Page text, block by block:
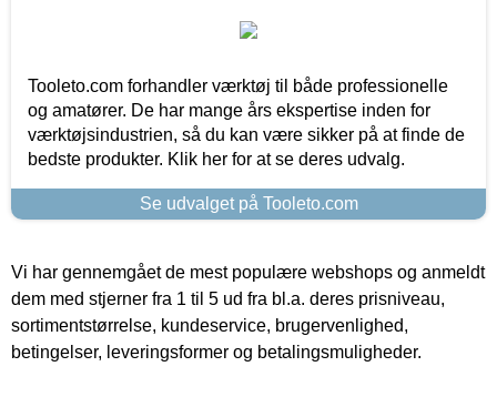
Tooleto.com forhandler værktøj til både professionelle
og amatører. De har mange års ekspertise inden for
værktøjsindustrien, så du kan være sikker på at finde de
bedste produkter. Klik her for at se deres udvalg.
Se udvalget på Tooleto.com
Vi har gennemgået de mest populære webshops og anmeldt
dem med stjerner fra 1 til 5 ud fra bl.a. deres prisniveau,
sortimentstørrelse, kundeservice, brugervenlighed,
betingelser, leveringsformer og betalingsmuligheder.